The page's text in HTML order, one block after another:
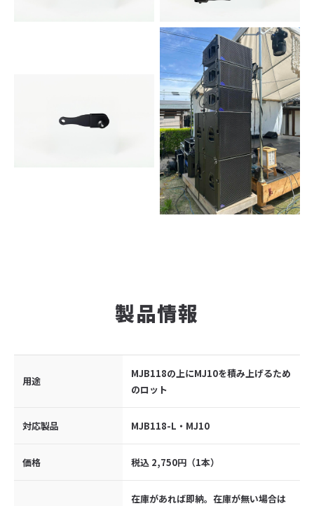
製品情報
用途
MJB118の上にMJ10を積み上げるため
のロット
対応製品 MJB118-L・MJ10
価格 税込 2,750円（1本）
在庫があれば即納。在庫が無い場合は